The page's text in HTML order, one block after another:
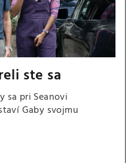
ste sa
sa pri Seanovi
Gaby svojmu